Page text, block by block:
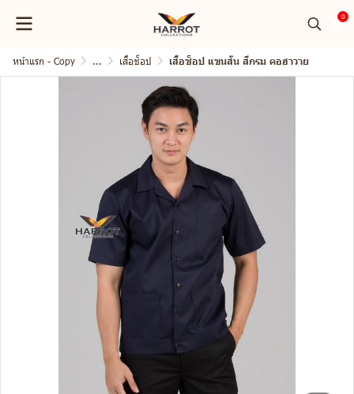
0
หน้าแรก - Copy ... เสื้อช็อป เสื้อช็อป แขนสั้น สีกรม คอฮาวาย